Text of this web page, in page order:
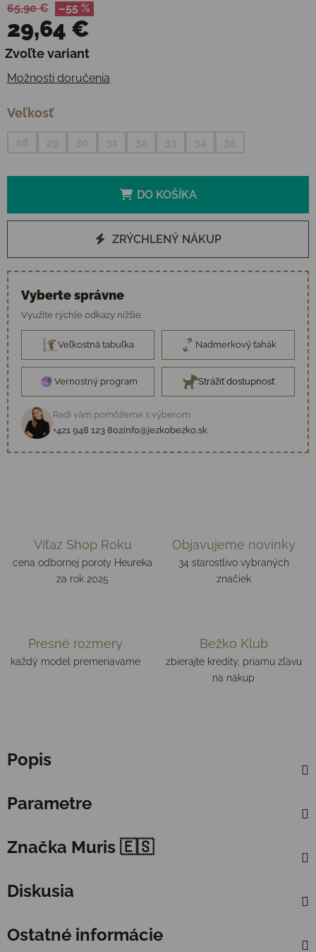
65,90 € –55 %
29,64 €
Jednotková cena:
Zvoľte variant
Možnosti doručenia
Veľkosť
DO KOŠÍKA
ZRÝCHLENÝ NÁKUP
Vyberte správne
Využite rýchle odkazy nižšie.
Veľkostná tabuľka Nadmerkový ťahák
Vernostný program Strážiť dostupnosť
Radi vám pomôžeme s výberom
+421 948 123 802info@jezkobezko.sk
Víťaz Shop Roku
cena odbornej poroty Heureka
za rok 2025
Objavujeme novinky
34 starostlivo vybraných
značiek
Presné rozmery
každý model premeriavame
Bežko Klub
zbierajte kredity, priamu zľavu
na nákup
Popis
Parametre
Značka Muris 🇪🇸
Diskusia
Ostatné informácie